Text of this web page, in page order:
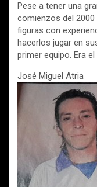
b
o
o
k
er
Pese a tener una
comienzos del 2000
figuras con
hacerlos jugar en
primer equipo. Era
José Miguel Atria